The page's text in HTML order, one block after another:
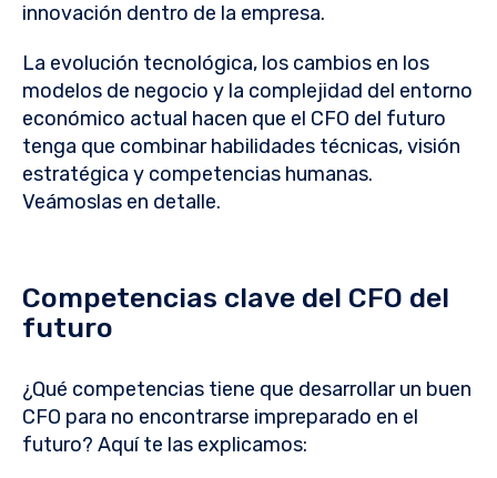
innovación dentro de la empresa.
La evolución tecnológica, los cambios en los
modelos de negocio y la complejidad del entorno
económico actual hacen que el CFO del futuro
tenga que combinar habilidades técnicas, visión
estratégica y competencias humanas.
Veámoslas en detalle.
Competencias clave del CFO del
futuro
¿Qué competencias tiene que desarrollar un buen
CFO para no encontrarse impreparado en el
futuro? Aquí te las explicamos: